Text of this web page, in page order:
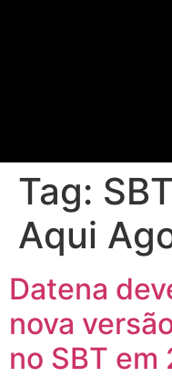
Tag:
Aqui
Datena
nova
no SBT em